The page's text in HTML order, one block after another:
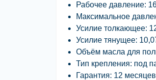
Рабочее давление:
Максимальное
Усилие толкающее:
Усилие тянущее:
Объём масла для
Тип крепления: под
Гарантия: 12 месяцев